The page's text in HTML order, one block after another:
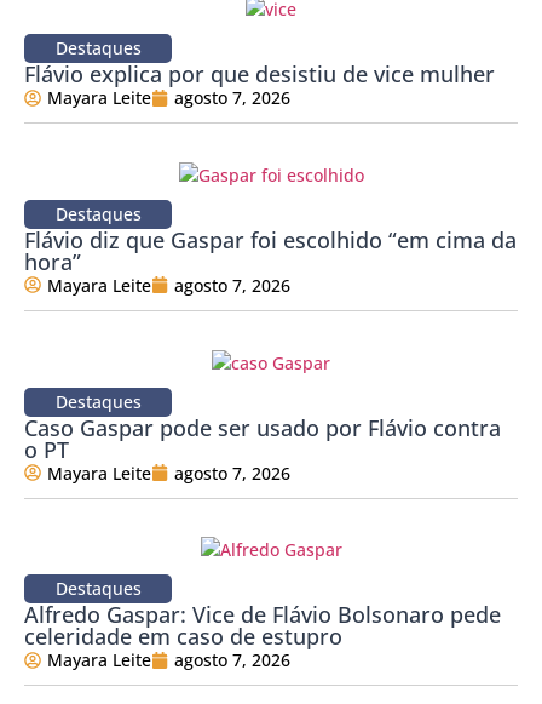
Destaques
Flávio explica por que desistiu de vice mulher
Mayara Leite agosto 7, 2026
Destaques
Flávio diz que Gaspar foi escolhido “em cima da
hora”
Mayara Leite agosto 7, 2026
Destaques
Caso Gaspar pode ser usado por Flávio contra
o PT
Mayara Leite agosto 7, 2026
Destaques
Alfredo Gaspar: Vice de Flávio Bolsonaro pede
celeridade em caso de estupro
Mayara Leite agosto 7, 2026